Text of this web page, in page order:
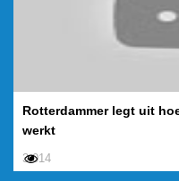
Rotterdammer legt uit
werkt
3.014